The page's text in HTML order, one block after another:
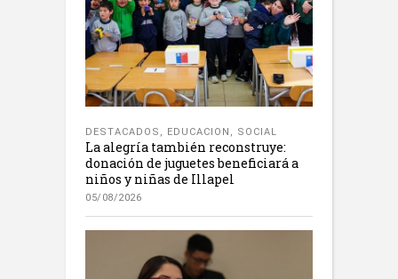
DESTACADOS , EDUCACION , SOCIAL
La alegría también reconstruye:
donación de juguetes beneficiará a
niños y niñas de Illapel
05/08/2026